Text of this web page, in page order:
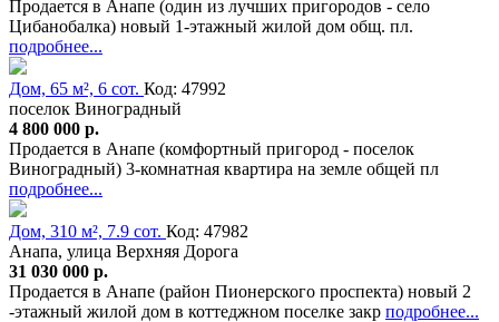
Продается в Анапе (один из лучших пригородов - село
Цибанобалка) новый 1-этажный жилой дом общ. пл.
подробнее...
Дом, 65 м², 6 сот. Код: 47992
поселок Виноградный
4 800 000 р.
Продается в Анапе (комфортный пригород - поселок
Виноградный) 3-комнатная квартира на земле общей пл
подробнее...
Дом, 310 м², 7.9 сот. Код: 47982
Анапа, улица Верхняя Дорога
31 030 000 р.
Продается в Анапе (район Пионерского проспекта) новый 2
-этажный жилой дом в коттеджном поселке закр подробнее...